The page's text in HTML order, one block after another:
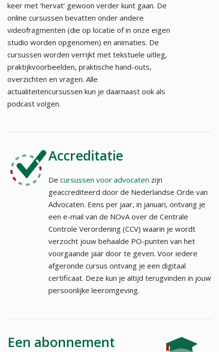
keer met ‘hervat’ gewoon verder kunt gaan. De
online cursussen bevatten onder andere
videofragmenten (die op locatie of in onze eigen
studio worden opgenomen) en animaties. De
cursussen worden verrijkt met tekstuele uitleg,
praktijkvoorbeelden, praktische hand-outs,
overzichten en vragen. Alle
actualiteitencursussen kun je daarnaast ook als
podcast volgen.
Accreditatie
De cursussen voor advocaten zijn
geaccrediteerd door de Nederlandse Orde van
Advocaten. Eens per jaar, in januari, ontvang je
een e-mail van de NOvA over de Centrale
Controle Verordening (CCV) waarin je wordt
verzocht jouw behaalde PO-punten van het
voorgaande jaar door te geven. Voor iedere
afgeronde cursus ontvang je een digitaal
certificaat. Deze kun je altijd terugvinden in jouw
persoonlijke leeromgeving.
Een abonnement